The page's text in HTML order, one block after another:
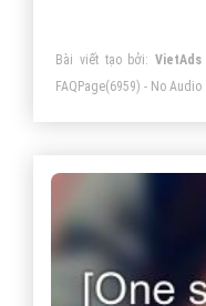
Bài viết tạo bởi:VietAds
FAQPage(6959) - No Audio